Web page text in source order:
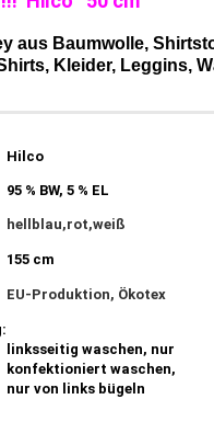
aus Baumwolle,
Kleider, Leggins,
Hilco
95 % BW, 5 % EL
hellblau,rot,weiß
155 cm
EU-Produktion, Ökotex
linksseitig waschen, nur
konfektioniert waschen,
nur von links bügeln